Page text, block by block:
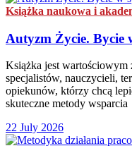
Książka naukowa i
Autyzm Życie. Bycie
Książka jest wartościowym
specjalistów, nauczycieli,
opiekunów, którzy chcą
skuteczne metody wsparcia
22 July 2026